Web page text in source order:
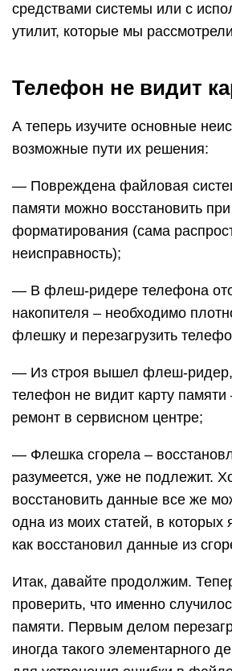
средствами системы или с
утилит, которые мы
Телефон не видит
А теперь изучите основные
возможные пути их решения:
— Повреждена файловая
памяти можно восстановить
форматирования (сама
неисправность);
— В флеш-ридере телефона
накопителя – необходимо
флешку и перезагрузить
— Из строя вышел флеш-ридер,
телефон не видит карту памяти
ремонт в сервисном центре;
— Флешка сгорела –
разумеется, уже не подлежит.
восстановить данные все же
одна из моих статей, в которых
как восстановил данные из
Итак, давайте продолжим.
проверить, что именно
памяти. Первым делом
иногда такого элементарного